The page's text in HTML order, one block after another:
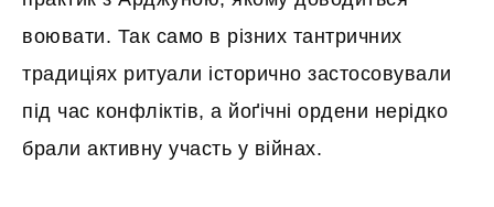
воювати. Так само в різних тантричних
традиціях ритуали історично застосовували
під час конфліктів, а йоґічні ордени нерідко
брали активну участь у війнах.